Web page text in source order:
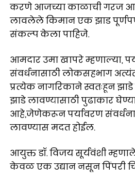
करणे आजच्या काळाची गरज
लावलेले किमान एक झाड
संकल्प केला पाहिजे.
आमदार उमा खापरे म्हणाल्या,
संवर्धनासाठी लोकसहभाग
प्रत्येक नागरिकाने स्वतःहून
झाडे लावण्यासाठी पुढाकार
आहे,जेणेकरून पर्यावरण
लावण्यास मदत होईल.
आयुक्त डॉ. विजय सूर्यवंशी
केवळ एक उद्यान नसून पिंपरी